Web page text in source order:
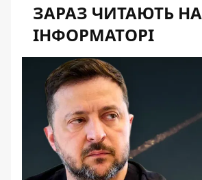
ЗАРАЗ ЧИТАЮТЬ НА
ІНФОРМАТОРІ